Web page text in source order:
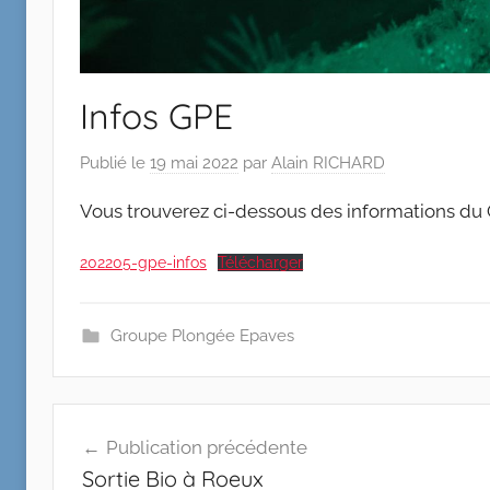
Infos GPE
Publié le 19 mai 2022 par Alain RICHARD
Vous trouverez ci-dessous des informations du
202205-gpe-infos Télécharger
Groupe Plongée Epaves
de
Publication précédente
Sortie Bio à Roeux